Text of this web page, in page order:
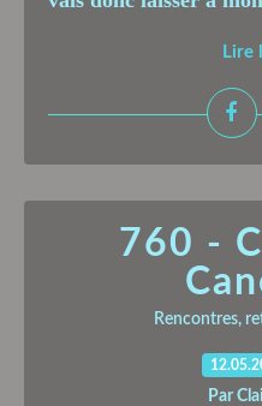
Lire
760 -
Rencontres,
Par